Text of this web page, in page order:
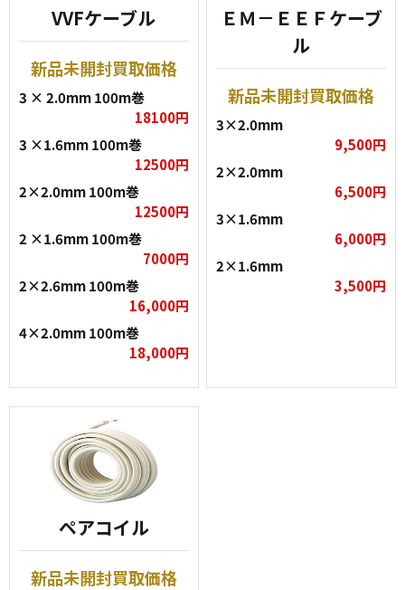
VVFケーブル
新品未開封買取価格
3 × 2.0mm 100m巻
18100円
3 ×1.6mm 100m巻
12500円
2×2.0mm 100m巻
12500円
2 ×1.6mm 100m巻
7000円
2×2.6mm 100m巻
16,000円
4×2.0mm 100m巻
18,000円
ＥＭ－ＥＥＦケーブ
ル
新品未開封買取価格
3×2.0mm
9,500円
2×2.0mm
6,500円
3×1.6mm
6,000円
2×1.6mm
3,500円
ペアコイル
新品未開封買取価格